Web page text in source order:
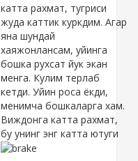
катта рахмат, тугриси
жуда каттик куркдим. Агар
яна шундай
хаяжонлансам, уйинга
бошка рухсат йук экан
менга. Кулим терлаб
кетди. Уйин роса ёкди,
менимча бошкаларга хам.
Виждонга катта рахмат,
бу унинг энг катта ютуги